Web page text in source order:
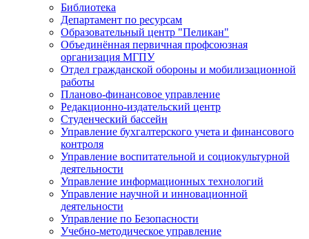
Библиотека
Департамент по ресурсам
Образовательный центр "Пеликан"
Объединённая первичная профсоюзная
организация МГПУ
Отдел гражданской обороны и мобилизационной
работы
Планово-финансовое управление
Редакционно-издательский центр
Студенческий бассейн
Управление бухгалтерского учета и финансового
контроля
Управление воспитательной и социокультурной
деятельности
Управление информационных технологий
Управление научной и инновационной
деятельности
Управление по Безопасности
Учебно-методическое управление